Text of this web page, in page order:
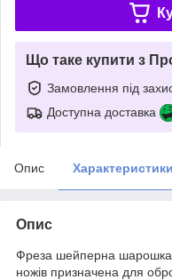
Що таке купити з
Замовлення під
Доступна доставка
Опис Характеристики
Опис
Фреза шейперна шарошка
ножів призначена для